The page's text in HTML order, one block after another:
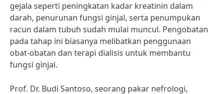
gejala seperti peningkatan kadar kreatinin dalam
darah, penurunan fungsi ginjal, serta penumpukan
racun dalam tubuh sudah mulai muncul. Pengobatan
pada tahap ini biasanya melibatkan penggunaan
obat-obatan dan terapi dialisis untuk membantu
fungsi ginjal.
Prof. Dr. Budi Santoso, seorang pakar nefrologi,